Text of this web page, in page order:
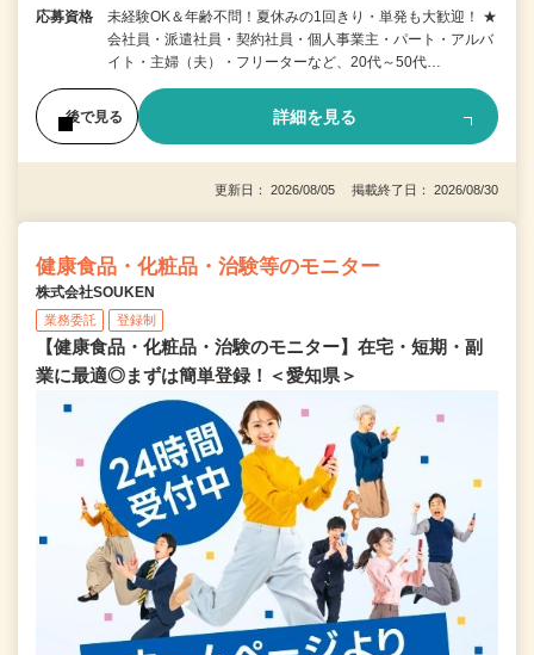
応募資格
未経験OK＆年齢不問！夏休みの1回きり・単発も大歓迎！ ★
会社員・派遣社員・契約社員・個人事業主・パート・アルバ
イト・主婦（夫）・フリーターなど、20代～50代…
後で見る 詳細を見る
更新日： 2026/08/05 掲載終了日： 2026/08/30
健康食品・化粧品・治験等のモニター
株式会社SOUKEN
業務委託 登録制
【健康食品・化粧品・治験のモニター】在宅・短期・副
業に最適◎まずは簡単登録！＜愛知県＞